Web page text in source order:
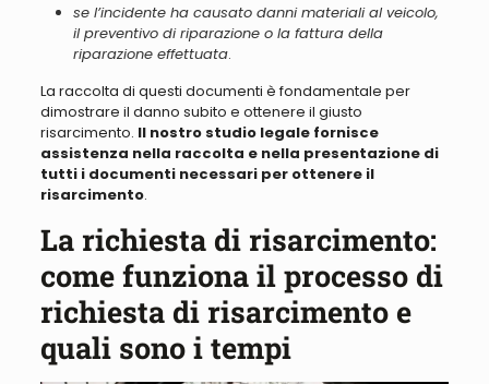
se l’incidente ha causato danni materiali al veicolo,
il preventivo di riparazione o la fattura della
riparazione effettuata.
La raccolta di questi documenti è fondamentale per
dimostrare il danno subito e ottenere il giusto
risarcimento. Il nostro studio legale fornisce
assistenza nella raccolta e nella presentazione di
tutti i documenti necessari per ottenere il
risarcimento.
La richiesta di risarcimento:
come funziona il processo di
richiesta di risarcimento e
quali sono i tempi